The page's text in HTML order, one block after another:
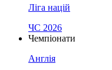
Ліга націй
ЧС 2026
Чемпіонати
Англія